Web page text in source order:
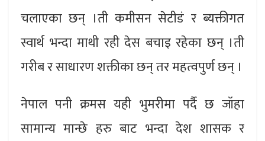
चलाएका छन् ।ती कमीसन सेटीडं र ब्यक्तीगत
स्वार्थ भन्दा माथी रही देस बचाइ रहेका छन् ।ती
गरीब र साधारण शक्तीका छन् तर महत्वपुर्ण छन् ।
नेपाल पनी क्रमस यही भुमरीमा पर्दै छ जॉहा
सामान्य मान्छे हरु बाट भन्दा देश शासक र